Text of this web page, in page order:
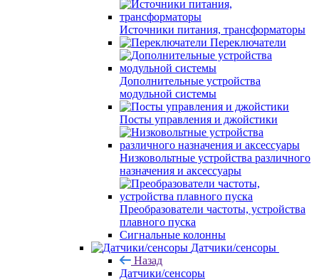
Источники питания, трансформаторы
Переключатели
Дополнительные устройства
модульной системы
Посты управления и джойстики
Низковольтные устройства различного
назначения и аксессуары
Преобразователи частоты, устройства
плавного пуска
Сигнальные колонны
Датчики/сенсоры
Назад
Датчики/сенсоры